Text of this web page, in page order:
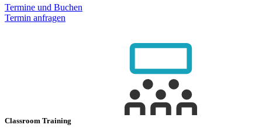
Termine und Buchen
Termin anfragen
Classroom Training